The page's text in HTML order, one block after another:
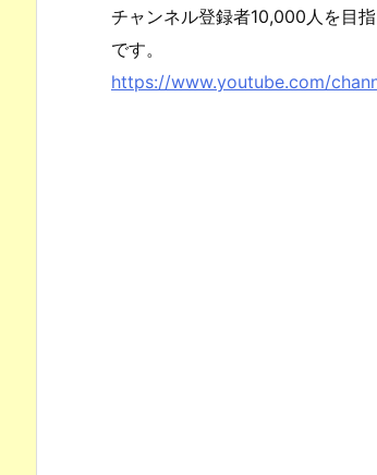
チャンネル登録者10,000人を目
です。
https://www.youtube.com/